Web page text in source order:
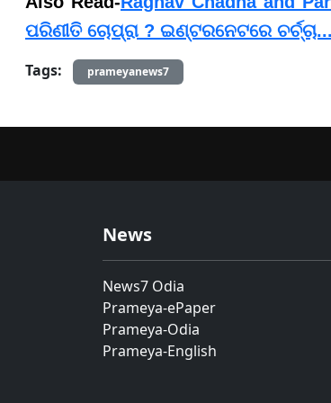
ପରିଣୀତି ଚୋପ୍ରା ? ଇଣ୍ଟରନେଟରେ ଚର୍ଚ୍ଚା...
Tags:
prameyanews7
News
News7 Odia
Prameya-ePaper
Prameya-Odia
Prameya-English